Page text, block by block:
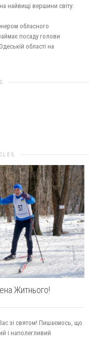
найвищі вершини світу:
обласного
посаду голови
області на
Житнього!
зі святом! Пишаємось, що
і наполегливий